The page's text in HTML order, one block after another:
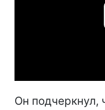
Он подчеркнул,